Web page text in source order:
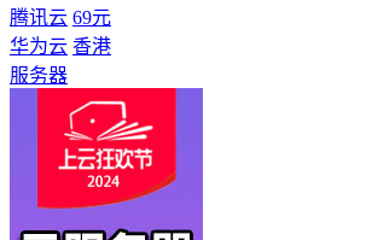
腾讯云 69元
华为云 香港
服务器